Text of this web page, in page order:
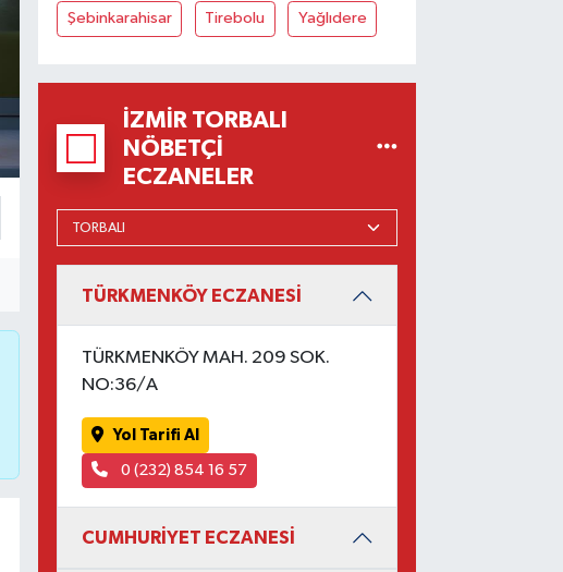
Şebinkarahisar Tirebolu Yağlıdere
İZMIR TORBALI
NÖBETÇI
ECZANELER
TÜRKMENKÖY ECZANESİ
TÜRKMENKÖY MAH. 209 SOK.
NO:36/A
Yol Tarifi Al
0 (232) 854 16 57
CUMHURİYET ECZANESİ